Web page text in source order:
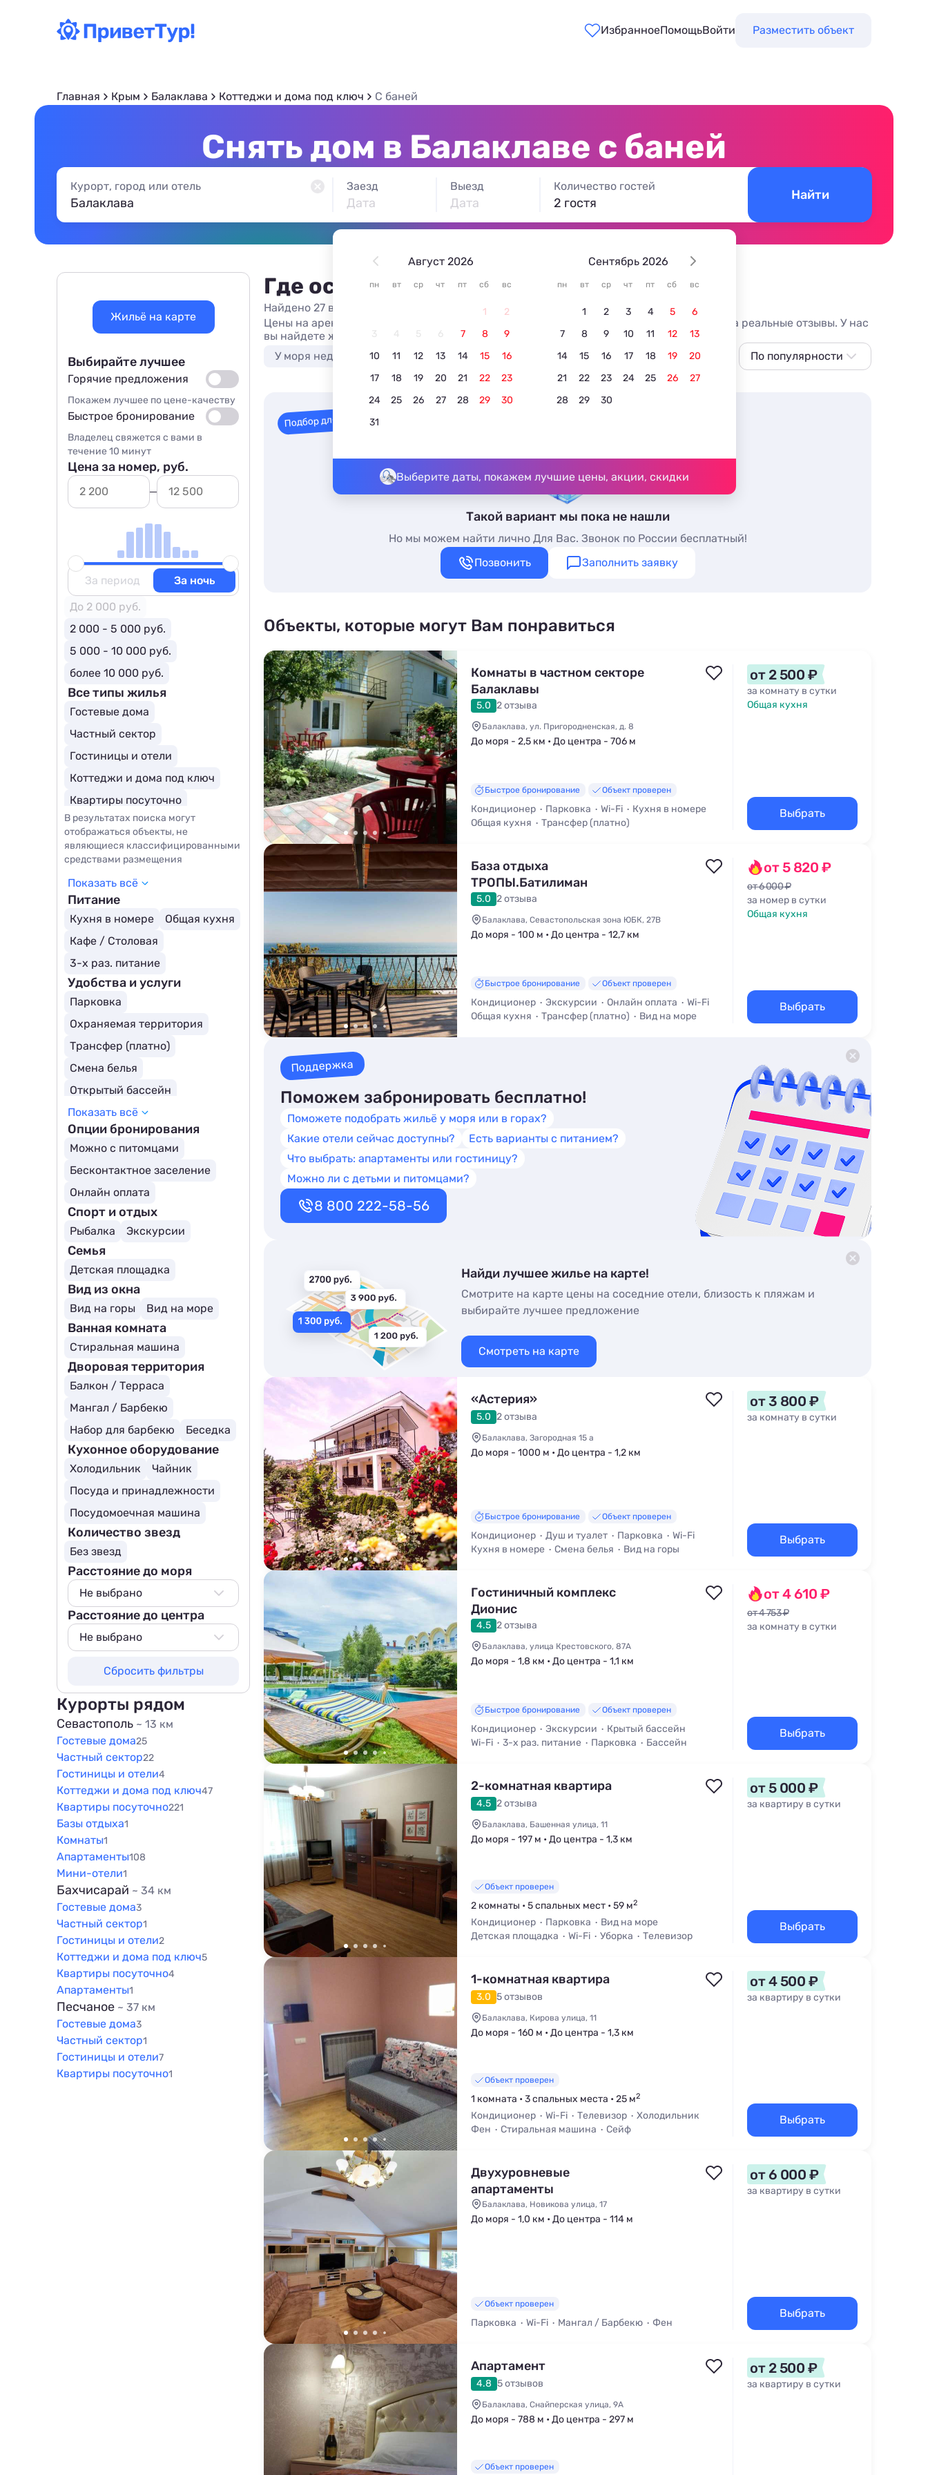
ИзбранноеПомощьВойти Разместить объект
Главная Крым Балаклава Коттеджи и дома под ключ С баней
Снять дом в Балаклаве с баней
Курорт, город или отель Заезд
Дата
Выезд
Дата
Август 2026
пн вт ср чт пт сб вс
1
2
3
4 5 6 7 8
9
10
11 12 13 14 15
16
17
18 19 20 21 22
23
24
25 26 27 28 29
30
31
Сентябрь 2026
пн вт ср чт пт сб вс
1 2 3 4 5
6
7
8 9 10 11 12
13
14
15 16 17 18 19
20
21
22 23 24 25 26
27
28
29 30
Выберите даты, покажем лучшие цены, акции, скидки
Количество гостей
2 гостя
Найти
Где остановиться в Балаклаве
Найдено 27 вариантов жилья из 27
Цены на аренду дома с баней в Балаклаве. Выберите лучший вариант ориентируясь на реальные отзывы. У нас
вы найдете жилье на любой вкус и кошелек.
У моря недорого
У моря В центре С видом на море Вид на горы Лучшие На Новый год
По популярности
Подбор для вас
Такой вариант мы пока не нашли
Но мы можем найти лично Для Вас. Звонок по России бесплатный!
Позвонить
Заполнить заявку
Объекты, которые могут Вам понравиться
Комнаты в частном секторе
Балаклавы
5.0 2 отзыва
Балаклава, ул. Пригородненская, д. 8
До моря - 2,5 км • До центра - 706 м
Быстрое бронирование Объект проверен
Кондиционер Парковка Wi-Fi
Кухня в номере
Общая кухня
Трансфер (платно)
от 2 500 ₽
за комнату в сутки
Общая кухня
Выбрать
База отдыха
ТРОПЫ.Батилиман
5.0 2 отзыва
Балаклава, Севастопольская зона ЮБК, 27В
До моря - 100 м • До центра - 12,7 км
Быстрое бронирование Объект проверен
Кондиционер Экскурсии Онлайн оплата
Wi-Fi
Общая кухня
Трансфер (платно) Вид на море
от 5 820 ₽
от 6 000 ₽
за номер в сутки
Общая кухня
Выбрать
Поддержка
Поможем забронировать бесплатно!
Поможете подобрать жильё у моря или в горах?
Какие отели сейчас доступны?
Есть варианты с питанием?
Что выбрать: апартаменты или гостиницу?
Можно ли с детьми и питомцами?
8 800 222-58-56
Найди лучшее жилье на карте!
Смотрите на карте цены на соседние отели, близость к пляжам и
выбирайте лучшее предложение
Смотреть на карте
«Астерия»
5.0 2 отзыва
Балаклава, Загородная 15 а
До моря - 1000 м • До центра - 1,2 км
Быстрое бронирование Объект проверен
Кондиционер Душ и туалет Парковка
Wi-Fi
Кухня в номере
Смена белья Вид на горы
от 3 800 ₽
за комнату в сутки
Выбрать
Гостиничный комплекс
Дионис
4.5 2 отзыва
Балаклава, улица Крестовского, 87А
До моря - 1,8 км • До центра - 1,1 км
Быстрое бронирование Объект проверен
Кондиционер Экскурсии
Крытый бассейн
Wi-Fi
3-х раз. питание Парковка Бассейн
от 4 610 ₽
от 4 753 ₽
за комнату в сутки
Выбрать
2-комнатная квартира
4.5 2 отзыва
Балаклава, Башенная улица, 11
До моря - 197 м • До центра - 1,3 км
Объект проверен
2 комнаты • 5 спальных мест • 59 м2
Кондиционер Парковка
Вид на море
Детская площадка
Wi-Fi Уборка Телевизор
от 5 000 ₽
за квартиру в сутки
Выбрать
1-комнатная квартира
3.0 5 отзывов
Балаклава, Кирова улица, 11
До моря - 160 м • До центра - 1,3 км
Объект проверен
1 комната • 3 спальных места • 25 м2
Кондиционер Wi-Fi Телевизор
Холодильник
Фен
Стиральная машина Сейф
от 4 500 ₽
за квартиру в сутки
Выбрать
Двухуровневые
апартаменты
Балаклава, Новикова улица, 17
До моря - 1,0 км • До центра - 114 м
Объект проверен
Парковка Wi-Fi Мангал / Барбекю Фен
от 6 000 ₽
за квартиру в сутки
Выбрать
Апартамент
4.8 5 отзывов
Балаклава, Снайперская улица, 9А
До моря - 788 м • До центра - 297 м
Объект проверен
от 2 500 ₽
за квартиру в сутки
Жильё на карте
Выбирайте лучшее
Горячие предложения
Покажем лучшее по цене-качеству
Быстрое бронирование
Владелец свяжется с вами в
течение 10 минут
Цена за номер, руб.
За период
За ночь
До 2 000 руб.
2 000 - 5 000 руб.
5 000 - 10 000 руб.
более 10 000 руб.
Все типы жилья
Гостевые дома
Частный сектор
Гостиницы и отели
Коттеджи и дома под ключ
Квартиры посуточно
Базы отдыха
Комнаты
Апартаменты
Курортные отели
Загородные отели
В результатах поиска могут
отображаться объекты, не
являющиеся классифицированными
средствами размещения
Показать всё
Питание
Кухня в номере
Общая кухня
Кафе / Столовая
3-х раз. питание
Удобства и услуги
Парковка
Охраняемая территория
Трансфер (платно)
Смена белья
Открытый бассейн
Крытый бассейн
Показать всё
Опции бронирования
Можно с питомцами
Бесконтактное заселение
Онлайн оплата
Спорт и отдых
Рыбалка Экскурсии
Семья
Детская площадка
Вид из окна
Вид на горы Вид на море
Ванная комната
Стиральная машина
Дворовая территория
Балкон / Терраса
Мангал / Барбекю
Набор для барбекю
Беседка
Кухонное оборудование
Холодильник
Чайник
Посуда и принадлежности
Посудомоечная машина
Количество звезд
Без звезд
Расстояние до моря
Не выбрано
Не выбрано
50 м
200 м
500 м
800 м
1000 м
1500 м
Расстояние до центра
Не выбрано
500 м
800 м
1000 м
1500 м
Сбросить фильтры
Курорты рядом
Севастополь ~ 13 км
Гостевые дома25
Частный сектор22
Гостиницы и отели4
Коттеджи и дома под ключ47
Квартиры посуточно221
Базы отдыха1
Комнаты1
Апартаменты108
Мини-отели1
Бахчисарай ~ 34 км
Гостевые дома3
Частный сектор1
Гостиницы и отели2
Коттеджи и дома под ключ5
Квартиры посуточно4
Апартаменты1
Песчаное ~ 37 км
Гостевые дома3
Частный сектор1
Гостиницы и отели7
Квартиры посуточно1